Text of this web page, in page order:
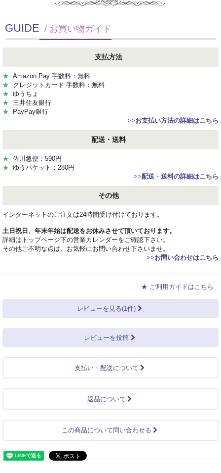
GUIDE / お買い物ガイド
支払方法
★ Amazon Pay 手数料：無料
★ クレジットカード 手数料：無料
★ ゆうちょ
★ 三井住友銀行
★ PayPay銀行
>>お支払い方法の詳細はこちら
配送・送料
★ 佐川急便：590円
★ ゆうパケット：280円
>>配送・送料の詳細はこちら
その他
インターネットのご注文は24時間受け付けております。
土日祝日、年末年始は配送をお休みさせて頂いております。
詳細はトップページ下の営業カレンダーをご確認下さい。
その他ご不明な点は、お気軽にお問い合わせ下さいませ。
>>お問い合わせはこちら
★ ご利用ガイドはこちら
レビューを見る(1件)
レビューを投稿
支払い・配送について
返品について
この商品について問い合わせる